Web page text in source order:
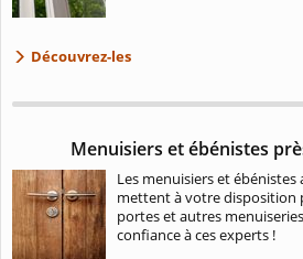
Découvrez-les
Menuisiers et ébénistes
Les menuisiers et
mettent à votre disposition
portes et autres
confiance à ces experts !